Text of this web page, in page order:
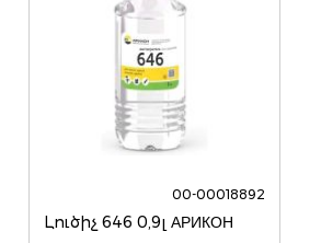
00-00018892
Լուծիչ 646 0,9լ АРИКОН